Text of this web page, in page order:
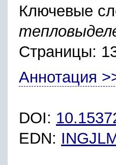
Ключевые
Страницы:
Аннотация
DOI:
EDN: